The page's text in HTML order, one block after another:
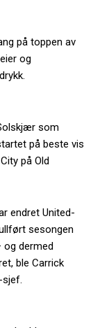
på toppen av
og
som
på beste vis
på Old
endret United-
sesongen
og dermed
ble Carrick